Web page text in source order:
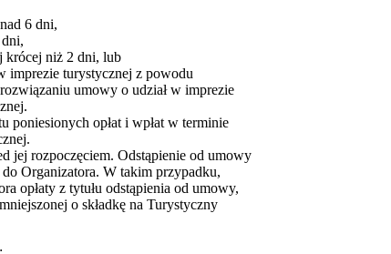
6 dni,
krócej niż 2 dni, lub
imprezie turystycznej z powodu
umowy o udział w imprezie
opłat i wpłat w terminie
jej rozpoczęciem. Odstąpienie od umowy
Organizatora. W takim przypadku,
opłaty z tytułu odstąpienia od umowy,
o składkę na Turystyczny